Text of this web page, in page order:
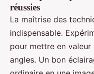
réussies
La maîtrise des
indispensable.
pour mettre en
angles. Un bon